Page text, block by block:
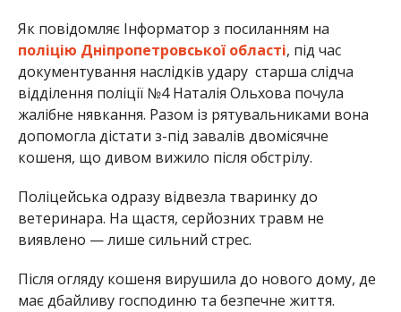
Як повідомляє Інформатор з посиланням на
поліцію Дніпропетровської області, під час
документування наслідків удару старша слідча
відділення поліції №4 Наталія Ольхова почула
жалібне нявкання. Разом із рятувальниками вона
допомогла дістати з-під завалів двомісячне
кошеня, що дивом вижило після обстрілу.
Поліцейська одразу відвезла тваринку до
ветеринара. На щастя, серйозних травм не
виявлено — лише сильний стрес.
Після огляду кошеня вирушила до нового дому, де
має дбайливу господиню та безпечне життя.